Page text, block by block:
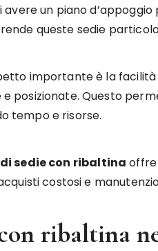
avere un piano
rende queste sedie
importante è la facilità
posizionate. Questo
tempo e risorse.
sedie con ribaltina offre
costosi e
ribaltina